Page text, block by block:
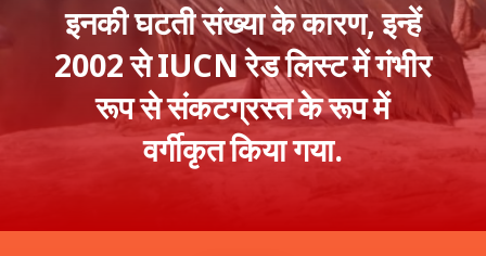
इनकी घटती संख्या के कारण, इन्हें
2002 से IUCN रेड लिस्ट में गंभीर
रूप से संकटग्रस्त के रूप में
वर्गीकृत किया गया.